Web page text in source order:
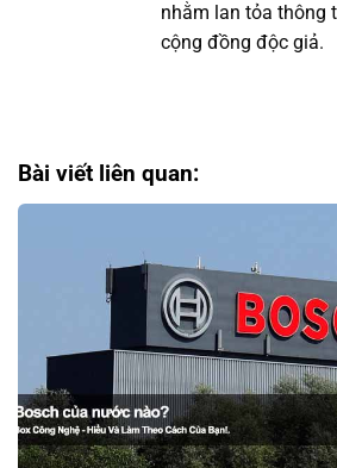
nhằm lan tỏa thông
cộng đồng độc giả.
Bài viết liên quan: